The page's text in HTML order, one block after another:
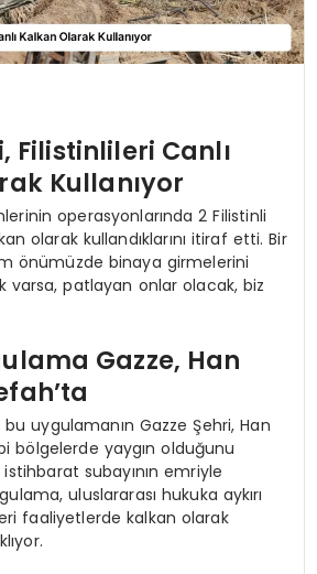
Filistinlileri Canlı
Kullanıyor
operasyonlarında 2 Filistinli
olarak kullandıklarını itiraf etti. Bir
önümüzde binaya girmelerini
varsa, patlayan onlar olacak, biz
Gazze, Han
bu uygulamanın Gazze Şehri, Han
bölgelerde yaygın olduğunu
subayının emriyle
uluslararası hukuka aykırı
faaliyetlerde kalkan olarak